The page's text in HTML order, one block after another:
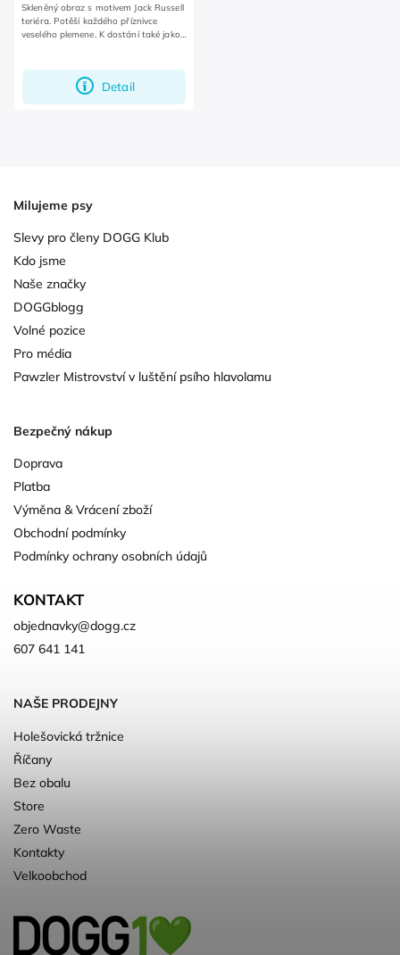
Detail
Skleněný obraz s motivem Jack Russell
teriéra. Potěší každého příznivce
veselého plemene. K dostání také jako
Milujeme psy
Slevy pro členy DOGG Klub
Kdo jsme
Naše značky
DOGGblogg
Volné pozice
Pro média
Pawzler Mistrovství v luštění psího hlavolamu
Bezpečný nákup
Doprava
Platba
Výměna & Vrácení zboží
Obchodní podmínky
Podmínky ochrany osobních údajů
KONTAKT
objednavky@dogg.cz
607 641 141
NAŠE PRODEJNY
Holešovická tržnice
Říčany
Bez obalu
Store
Zero Waste
Kontakty
Velkoobchod